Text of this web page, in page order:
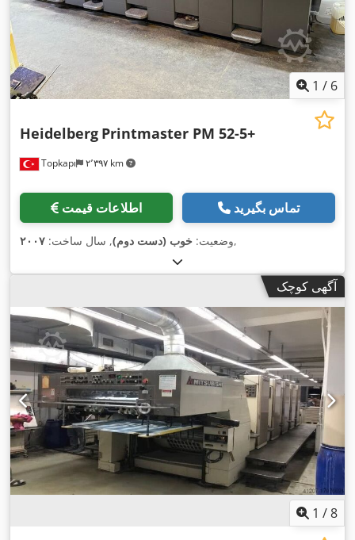
1 / 6
Topkapı ۲٬۳۹۷ km
Heidelberg Printmaster PM 52-5+
اطلاعات قیمت تماس بگیرید
وضعیت: خوب (دست دوم), سال ساخت: ۲۰۰۷ ,
آگهی کوچک
1 /8